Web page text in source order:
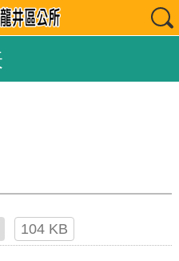
104 KB